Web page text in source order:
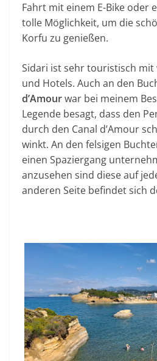
Fahrt mit einem E-Bike oder
tolle Möglichkeit, um die
Korfu zu genießen.
Sidari ist sehr touristisch mit
und Hotels. Auch an den
d’Amourwar bei meinem
Legende besagt, dass den
durch den Canal d’Amour
winkt. An den felsigen
einen Spaziergang
anzusehen sind diese auf
anderen Seite befindet sich